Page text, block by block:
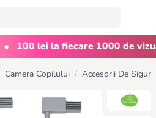
100 lei la fiecare 1000 de
Camera Copilului / Accesorii De